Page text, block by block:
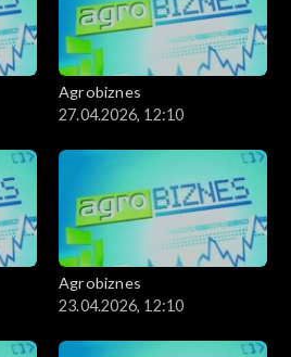
Agrobiznes
27.04.2026, 12:10
Agrobiznes
23.04.2026, 12:10